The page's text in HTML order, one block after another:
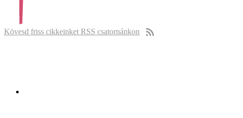
Kövesd friss cikkeinket RSS csatornánkon